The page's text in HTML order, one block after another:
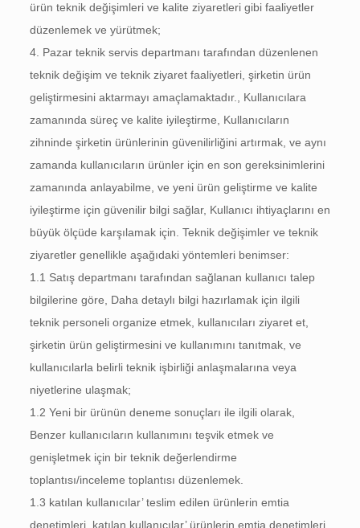
ürün teknik değişimleri ve kalite ziyaretleri gibi faaliyetler
düzenlemek ve yürütmek;
4. Pazar teknik servis departmanı tarafından düzenlenen
teknik değişim ve teknik ziyaret faaliyetleri, şirketin ürün
geliştirmesini aktarmayı amaçlamaktadır., Kullanıcılara
zamanında süreç ve kalite iyileştirme, Kullanıcıların
zihninde şirketin ürünlerinin güvenilirliğini artırmak, ve aynı
zamanda kullanıcıların ürünler için en son gereksinimlerini
zamanında anlayabilme, ve yeni ürün geliştirme ve kalite
iyileştirme için güvenilir bilgi sağlar, Kullanıcı ihtiyaçlarını en
büyük ölçüde karşılamak için. Teknik değişimler ve teknik
ziyaretler genellikle aşağıdaki yöntemleri benimser:
1.1 Satış departmanı tarafından sağlanan kullanıcı talep
bilgilerine göre, Daha detaylı bilgi hazırlamak için ilgili
teknik personeli organize etmek, kullanıcıları ziyaret et,
şirketin ürün geliştirmesini ve kullanımını tanıtmak, ve
kullanıcılarla belirli teknik işbirliği anlaşmalarına veya
niyetlerine ulaşmak;
1.2 Yeni bir ürünün deneme sonuçları ile ilgili olarak,
Benzer kullanıcıların kullanımını teşvik etmek ve
genişletmek için bir teknik değerlendirme
toplantısı/inceleme toplantısı düzenlemek.
1.3 katılan kullanıcılar’ teslim edilen ürünlerin emtia
denetimleri, katılan kullanıcılar’ ürünlerin emtia denetimleri